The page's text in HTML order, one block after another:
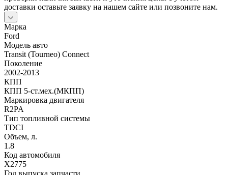
доставки оставьте заявку на нашем сайте или позвоните нам.
Марка
Ford
Модель авто
Transit (Tourneo) Connect
Поколение
2002-2013
КПП
КПП 5-ст.мех.(МКПП)
Маркировка двигателя
R2PA
Тип топливной системы
TDCI
Объем, л.
1.8
Код автомобиля
X2775
Год выпуска запчасти